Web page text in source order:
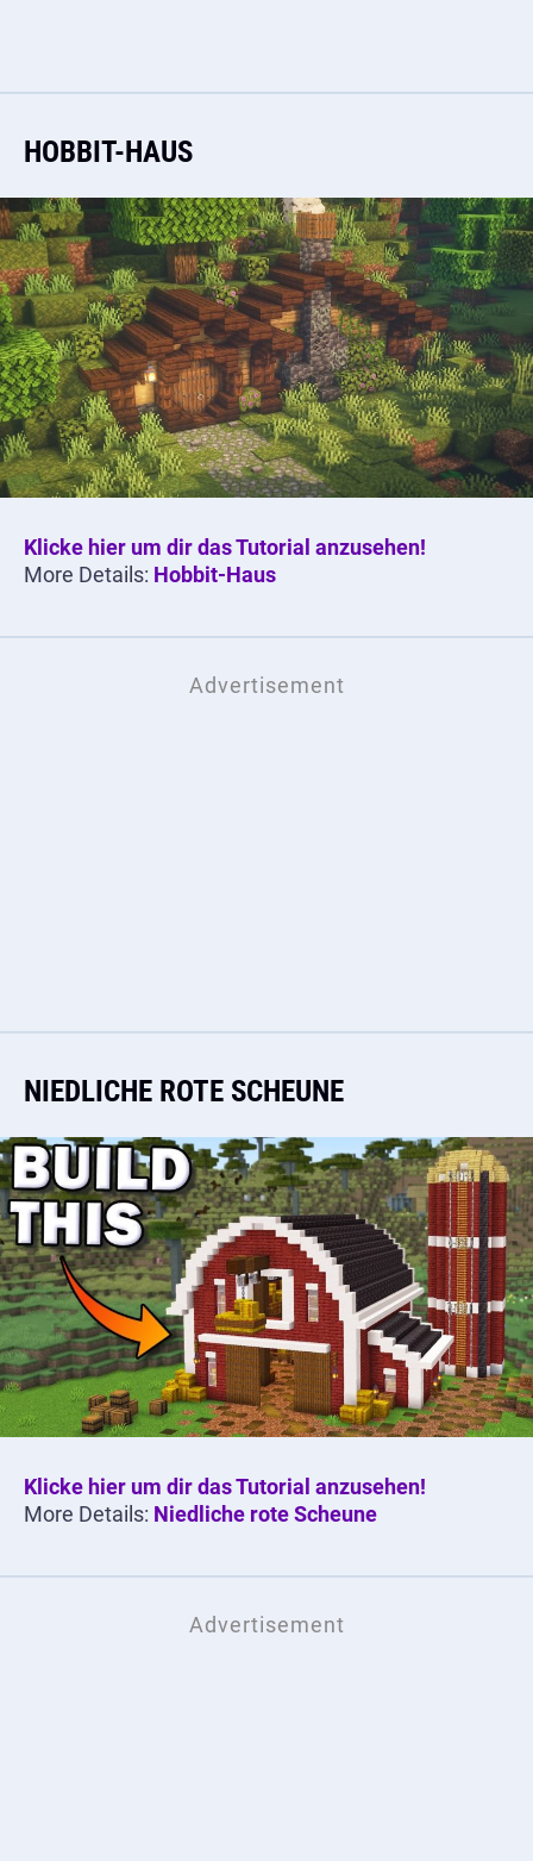
HOBBIT-HAUS
Klicke hier um dir das Tutorial anzusehen!
More Details: Hobbit-Haus
NIEDLICHE ROTE SCHEUNE
Klicke hier um dir das Tutorial anzusehen!
More Details: Niedliche rote Scheune